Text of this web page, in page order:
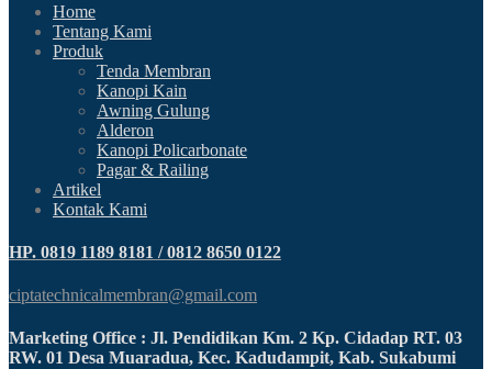
Home
Tentang Kami
Produk
Tenda Membran
Kanopi Kain
Awning Gulung
Alderon
Kanopi Policarbonate
Pagar & Railing
Artikel
Kontak Kami
HP. 0819 1189 8181 / 0812 8650 0122
ciptatechnicalmembran@gmail.com
Marketing Office : Jl. Pendidikan Km. 2 Kp. Cidadap RT. 03
RW. 01 Desa Muaradua, Kec. Kadudampit, Kab. Sukabumi